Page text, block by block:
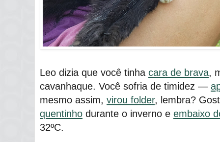
Leo dizia que você tinha cara de brava,
cavanhaque. Você sofria de timidez ―
mesmo assim, virou folder, lembra?
quentinho durante o inverno e embaixo
32ºC.